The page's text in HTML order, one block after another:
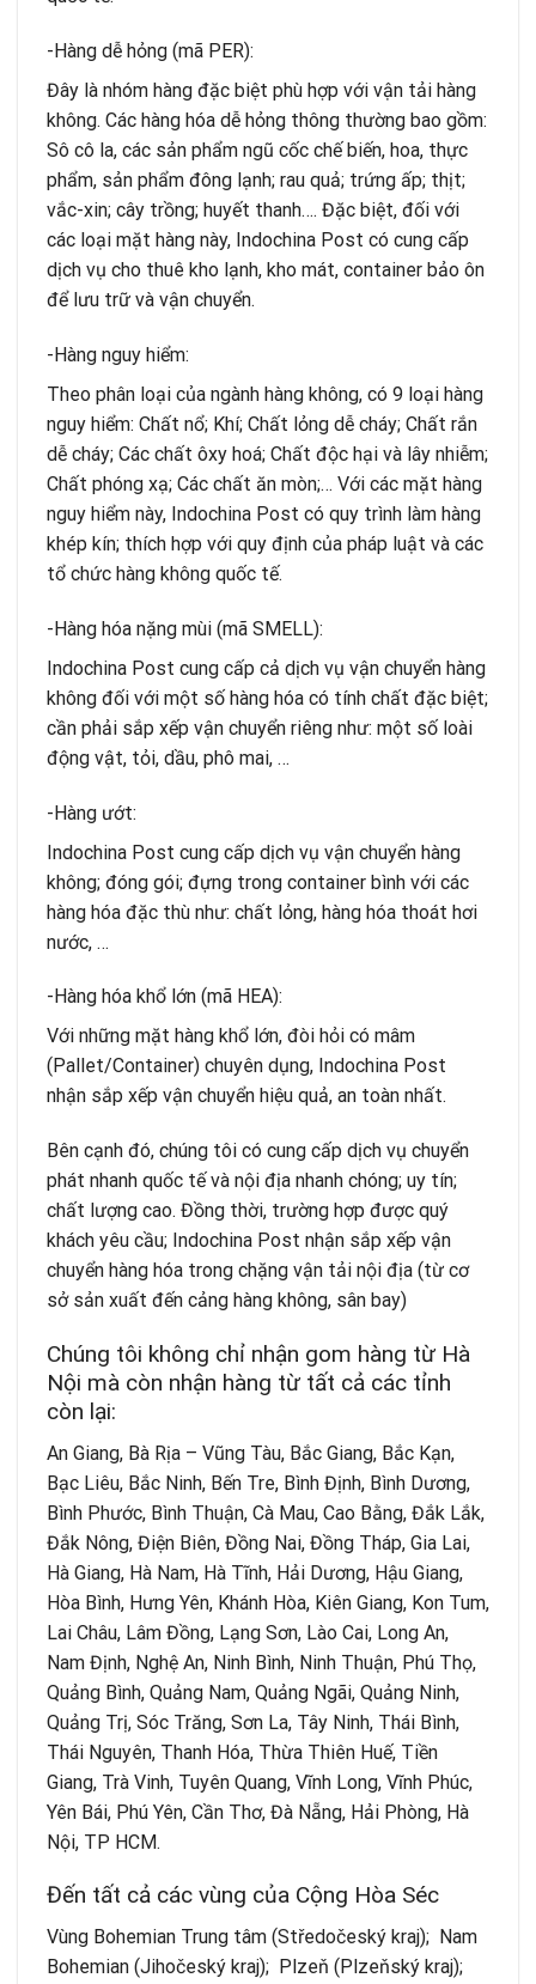
-Hàng dễ hỏng (mã PER):
Đây là nhóm hàng đặc biệt phù hợp với vận tải hàng
không. Các hàng hóa dễ hỏng thông thường bao gồm:
Sô cô la, các sản phẩm ngũ cốc chế biến, hoa, thực
phẩm, sản phẩm đông lạnh; rau quả; trứng ấp; thịt;
vắc-xin; cây trồng; huyết thanh…. Đặc biệt, đối với
các loại mặt hàng này, Indochina Post có cung cấp
dịch vụ cho thuê kho lạnh, kho mát, container bảo ôn
để lưu trữ và vận chuyển.
-Hàng nguy hiểm:
Theo phân loại của ngành hàng không, có 9 loại hàng
nguy hiểm: Chất nổ; Khí; Chất lỏng dễ cháy; Chất rắn
dễ cháy; Các chất ôxy hoá; Chất độc hại và lây nhiễm;
Chất phóng xạ; Các chất ăn mòn;… Với các mặt hàng
nguy hiểm này, Indochina Post có quy trình làm hàng
khép kín; thích hợp với quy định của pháp luật và các
tổ chức hàng không quốc tế.
-Hàng hóa nặng mùi (mã SMELL):
Indochina Post cung cấp cả dịch vụ vận chuyển hàng
không đối với một số hàng hóa có tính chất đặc biệt;
cần phải sắp xếp vận chuyển riêng như: một số loài
động vật, tỏi, dầu, phô mai, …
-Hàng ướt:
Indochina Post cung cấp dịch vụ vận chuyển hàng
không; đóng gói; đựng trong container bình với các
hàng hóa đặc thù như: chất lỏng, hàng hóa thoát hơi
nước, …
-Hàng hóa khổ lớn (mã HEA):
Với những mặt hàng khổ lớn, đòi hỏi có mâm
(Pallet/Container) chuyên dụng, Indochina Post
nhận sắp xếp vận chuyển hiệu quả, an toàn nhất.
Bên cạnh đó, chúng tôi có cung cấp dịch vụ chuyển
phát nhanh quốc tế và nội địa nhanh chóng; uy tín;
chất lượng cao. Đồng thời, trường hợp được quý
khách yêu cầu; Indochina Post nhận sắp xếp vận
chuyển hàng hóa trong chặng vận tải nội địa (từ cơ
sở sản xuất đến cảng hàng không, sân bay)
Chúng tôi không chỉ nhận gom hàng từ Hà
Nội mà còn nhận hàng từ tất cả các tỉnh
còn lại:
An Giang, Bà Rịa – Vũng Tàu, Bắc Giang, Bắc Kạn,
Bạc Liêu, Bắc Ninh, Bến Tre, Bình Định, Bình Dương,
Bình Phước, Bình Thuận, Cà Mau, Cao Bằng, Đắk Lắk,
Đắk Nông, Điện Biên, Đồng Nai, Đồng Tháp, Gia Lai,
Hà Giang, Hà Nam, Hà Tĩnh, Hải Dương, Hậu Giang,
Hòa Bình, Hưng Yên, Khánh Hòa, Kiên Giang, Kon Tum,
Lai Châu, Lâm Đồng, Lạng Sơn, Lào Cai, Long An,
Nam Định, Nghệ An, Ninh Bình, Ninh Thuận, Phú Thọ,
Quảng Bình, Quảng Nam, Quảng Ngãi, Quảng Ninh,
Quảng Trị, Sóc Trăng, Sơn La, Tây Ninh, Thái Bình,
Thái Nguyên, Thanh Hóa, Thừa Thiên Huế, Tiền
Giang, Trà Vinh, Tuyên Quang, Vĩnh Long, Vĩnh Phúc,
Yên Bái, Phú Yên, Cần Thơ, Đà Nẵng, Hải Phòng, Hà
Nội, TP HCM.
Đến tất cả các vùng của Cộng Hòa Séc
Vùng Bohemian Trung tâm (Středočeský kraj); Nam
Bohemian (Jihočeský kraj); Plzeň (Plzeňský kraj);